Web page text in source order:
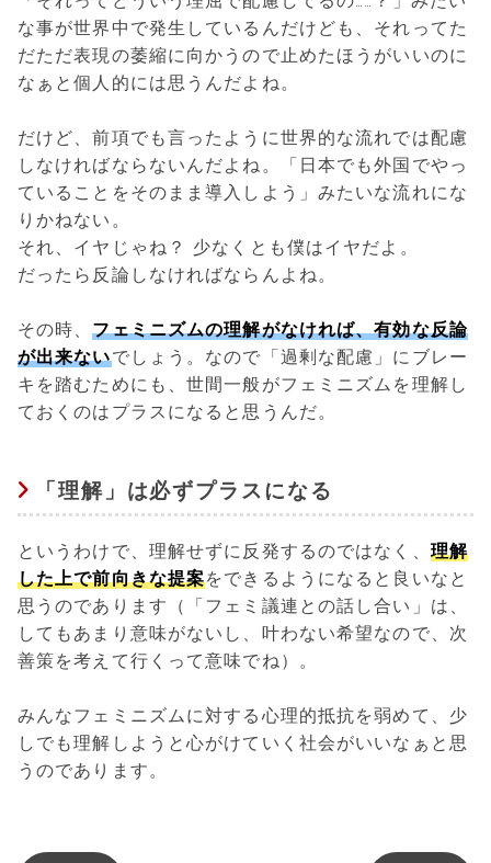
な事が世界中で発生しているんだけども、それってた
だただ表現の萎縮に向かうので止めたほうがいいのに
なぁと個人的には思うんだよね。
だけど、前項でも言ったように世界的な流れでは配慮
しなければならないんだよね。「日本でも外国でやっ
ていることをそのまま導入しよう」みたいな流れにな
りかねない。
それ、イヤじゃね？ 少なくとも僕はイヤだよ。
だったら反論しなければならんよね。
その時、フェミニズムの理解がなければ、有効な反論
が出来ないでしょう。なので「過剰な配慮」にブレー
キを踏むためにも、世間一般がフェミニズムを理解し
ておくのはプラスになると思うんだ。
「理解」は必ずプラスになる
というわけで、理解せずに反発するのではなく、 理解
した上で前向きな提案をできるようになると良いなと
思うのであります（「フェミ議連との話し合い」は、
してもあまり意味がないし、叶わない希望なので、次
善策を考えて行くって意味でね）。
みんなフェミニズムに対する心理的抵抗を弱めて、少
しでも理解しようと心がけていく社会がいいなぁと思
うのであります。